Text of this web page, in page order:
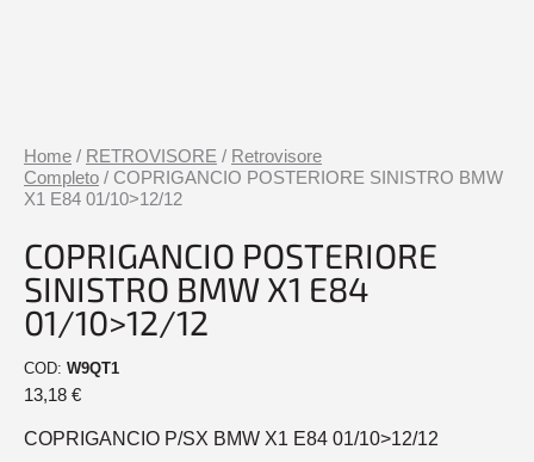
Home / RETROVISORE / Retrovisore
Completo / COPRIGANCIO POSTERIORE SINISTRO BMW
X1 E84 01/10>12/12
COPRIGANCIO POSTERIORE
SINISTRO BMW X1 E84
01/10>12/12
COD: W9QT1
13,18 €
COPRIGANCIO P/SX BMW X1 E84 01/10>12/12